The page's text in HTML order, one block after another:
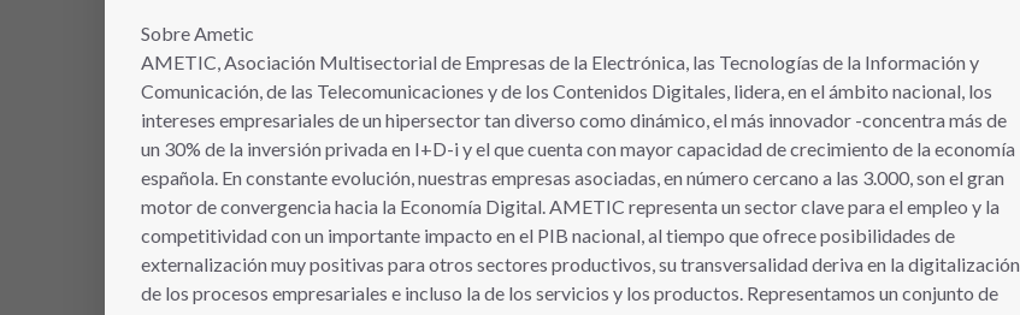
Sobre Ametic
AMETIC, Asociación Multisectorial de Empresas de la Electrónica, las Tecnologías de la Información y
Comunicación, de las Telecomunicaciones y de los Contenidos Digitales, lidera, en el ámbito nacional, los
intereses empresariales de un hipersector tan diverso como dinámico, el más innovador -concentra más de
un 30% de la inversión privada en I+D-i y el que cuenta con mayor capacidad de crecimiento de la economía
española. En constante evolución, nuestras empresas asociadas, en número cercano a las 3.000, son el gran
motor de convergencia hacia la Economía Digital. AMETIC representa un sector clave para el empleo y la
competitividad con un importante impacto en el PIB nacional, al tiempo que ofrece posibilidades de
externalización muy positivas para otros sectores productivos, su transversalidad deriva en la digitalización
de los procesos empresariales e incluso la de los servicios y los productos. Representamos un conjunto de